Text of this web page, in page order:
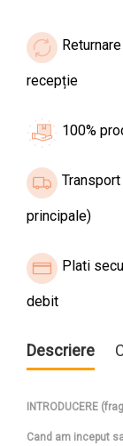
recepție
100%
principale)
Plati
debit
Descriere
INTRODUCERE
Cand am inceput